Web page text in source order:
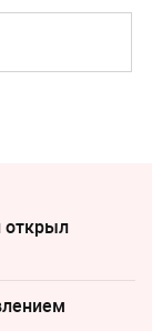
открыл